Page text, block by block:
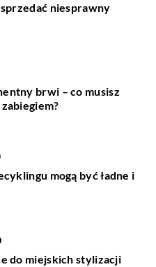
niesprawny
brwi – co musisz
mogą być ładne i
do miejskich stylizacji